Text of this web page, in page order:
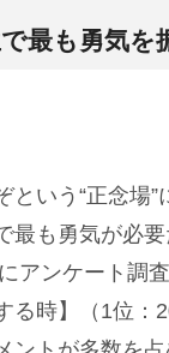
最も勇気を
いう“正念場”
最も勇気が必
アンケート調
る時】（1位：